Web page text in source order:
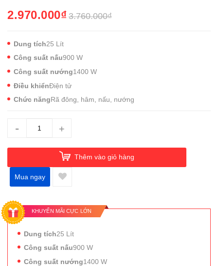
2.970.000₫ 3.760.000₫
Dung tích25 Lít
Công suất nấu900 W
Công suất nướng1400 W
Điều khiểnĐiện tử
Chức năngRã đông, hâm, nấu, nướng
- +
Thêm vào giỏ hàng
Mua ngay
KHUYẾN MÃI CỰC LỚN
Dung tích25 Lít
Công suất nấu900 W
Công suất nướng1400 W